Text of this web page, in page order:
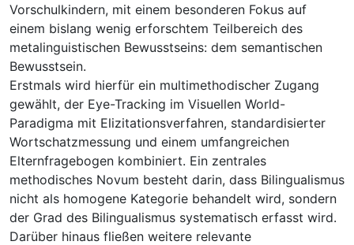
Vorschulkindern, mit einem besonderen Fokus auf
einem bislang wenig erforschtem Teilbereich des
metalinguistischen Bewusstseins: dem semantischen
Bewusstsein.
Erstmals wird hierfür ein multimethodischer Zugang
gewählt, der Eye-Tracking im Visuellen World-
Paradigma mit Elizitationsverfahren, standardisierter
Wortschatzmessung und einem umfangreichen
Elternfragebogen kombiniert. Ein zentrales
methodisches Novum besteht darin, dass Bilingualismus
nicht als homogene Kategorie behandelt wird, sondern
der Grad des Bilingualismus systematisch erfasst wird.
Darüber hinaus fließen weitere relevante